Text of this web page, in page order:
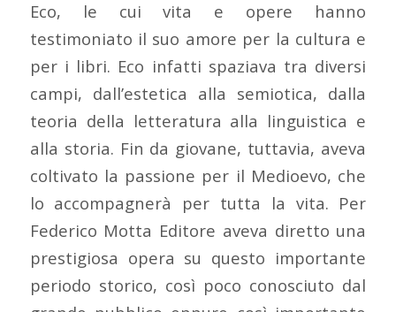
Eco, le cui vita e opere hanno
testimoniato il suo amore per la cultura e
per i libri. Eco infatti spaziava tra diversi
campi, dall’estetica alla semiotica, dalla
teoria della letteratura alla linguistica e
alla storia. Fin da giovane, tuttavia, aveva
coltivato la passione per il Medioevo, che
lo accompagnerà per tutta la vita. Per
Federico Motta Editore aveva diretto una
prestigiosa opera su questo importante
periodo storico, così poco conosciuto dal